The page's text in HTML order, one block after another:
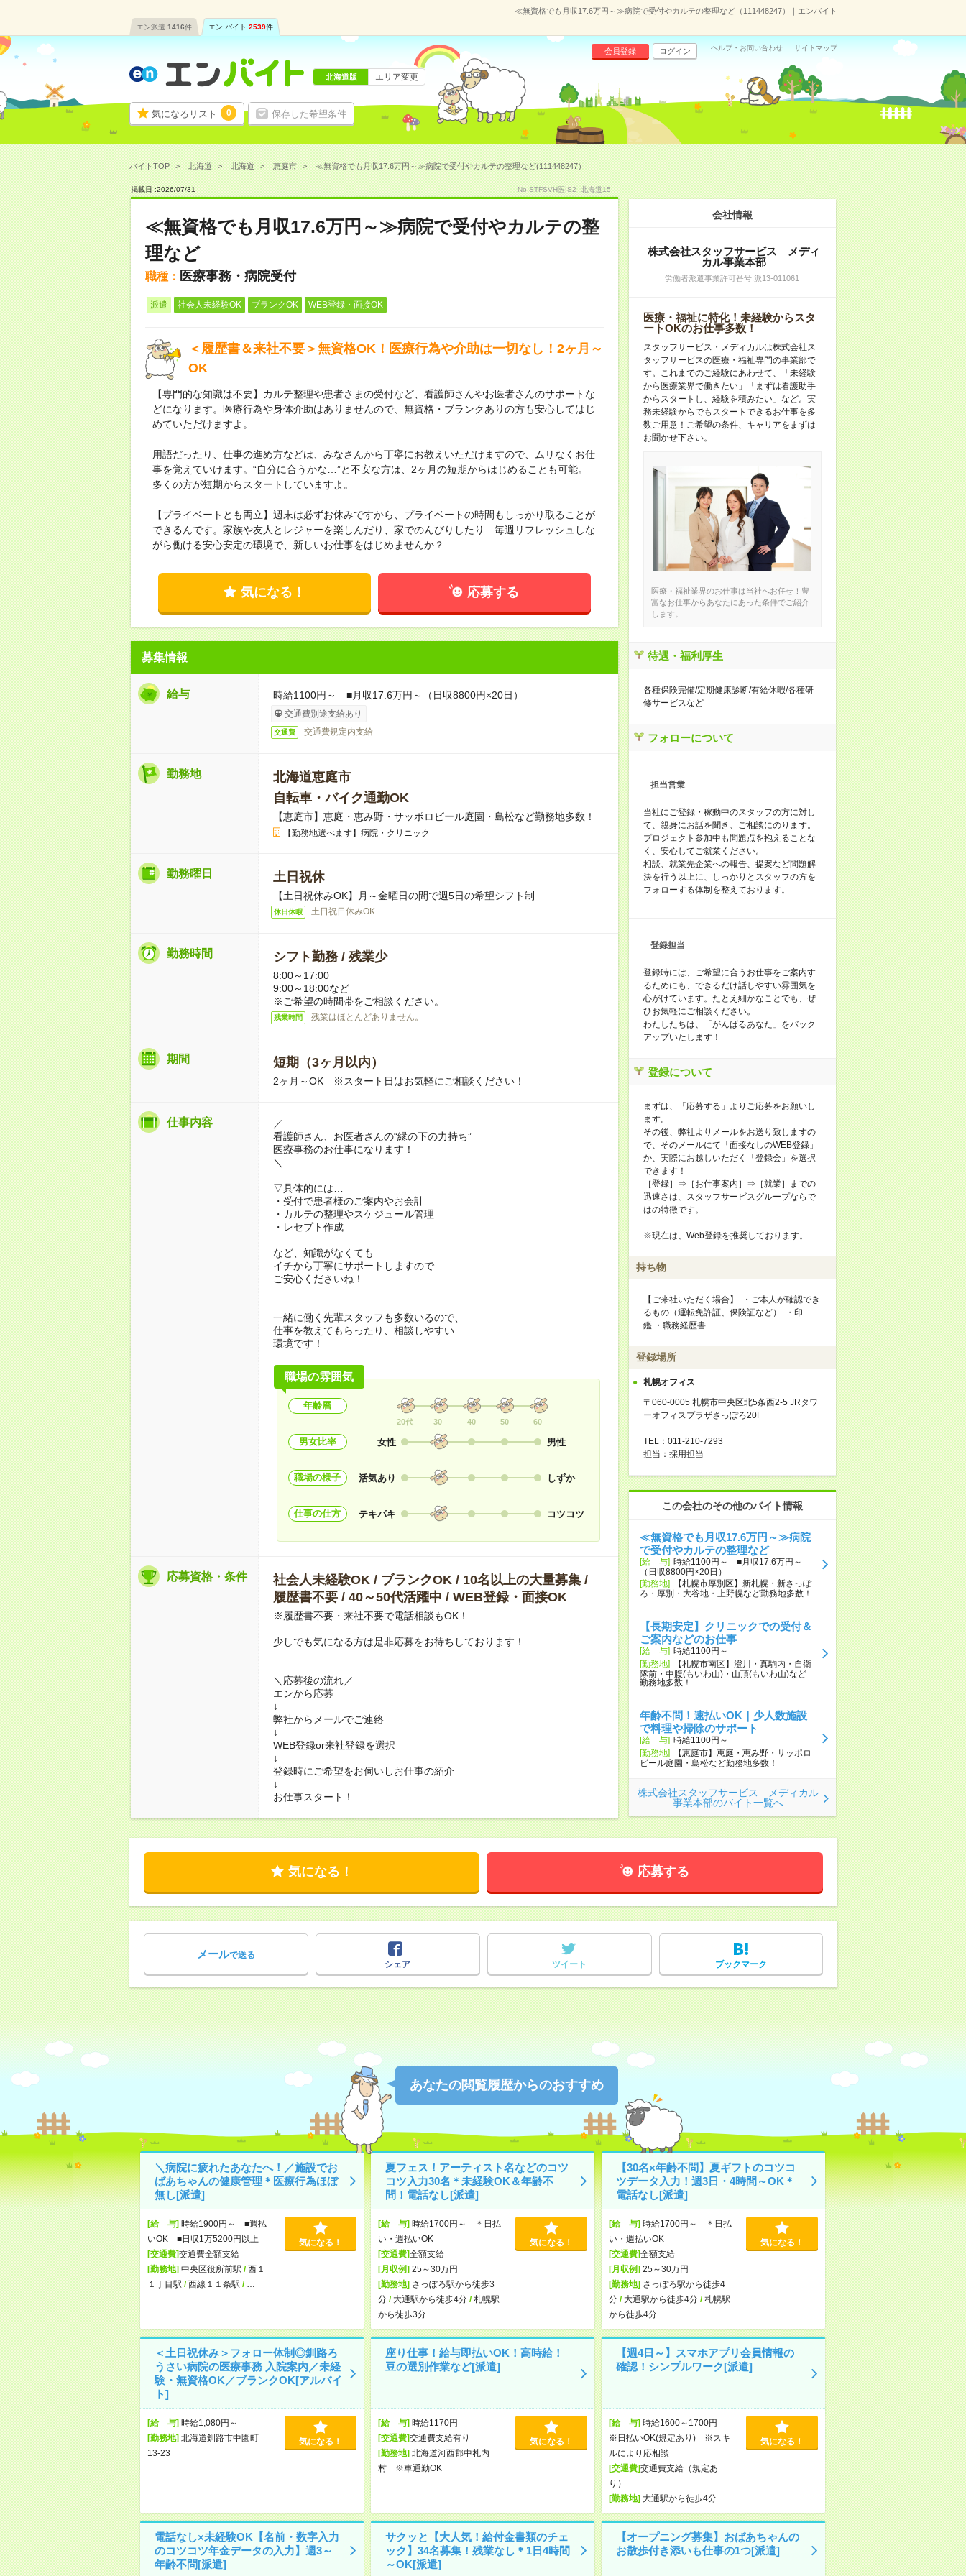
≪無資格でも月収17.6万円～≫病院で受付やカルテの整理など（111448247）｜エンバイト
エン派遣 1416件 エン バイト 2539件
気になるリスト 0 保存した希望条件
会員登録 ログイン ヘルプ・お問い合わせ サイトマップ
北海道版 エリア変更
バイトTOP 北海道 北海道 恵庭市 ≪無資格でも月収17.6万円～≫病院で受付やカルテの整理など(111448247）
掲載日 :2026/07/31 No.STFSVH医IS2_北海道15
≪無資格でも月収17.6万円～≫病院で受付やカルテの整
理など
職種： 医療事務・病院受付
派遣 社会人未経験OK ブランクOK WEB登録・面接OK
＜履歴書＆来社不要＞無資格OK！医療行為や介助は一切なし！2ヶ月～
OK
【専門的な知識は不要】カルテ整理や患者さまの受付など、看護師さんやお医者さんのサポートな
どになります。医療行為や身体介助はありませんので、無資格・ブランクありの方も安心してはじ
めていただけますよ。
用語だったり、仕事の進め方などは、みなさんから丁寧にお教えいただけますので、ムリなくお仕
事を覚えていけます。“自分に合うかな…”と不安な方は、2ヶ月の短期からはじめることも可能。
多くの方が短期からスタートしていますよ。
【プライベートとも両立】週末は必ずお休みですから、プライベートの時間もしっかり取ることが
できるんです。家族や友人とレジャーを楽しんだり、家でのんびりしたり…毎週リフレッシュしな
がら働ける安心安定の環境で、新しいお仕事をはじめませんか？
気になる！ 応募する
募集情報
給与 時給1100円～ ■月収17.6万円～（日収8800円×20日）
交通費別途支給あり
交通費 交通費規定内支給
勤務地
北海道恵庭市
自転車・バイク通勤OK
【恵庭市】恵庭・恵み野・サッポロビール庭園・島松など勤務地多数！
【勤務地選べます】病院・クリニック
勤務曜日 土日祝休
【土日祝休みOK】月～金曜日の間で週5日の希望シフト制
休日休暇 土日祝日休みOK
勤務時間 シフト勤務 / 残業少
8:00～17:00
9:00～18:00など
※ご希望の時間帯をご相談ください。
残業時間 残業はほとんどありません。
期間 短期（3ヶ月以内）
2ヶ月～OK ※スタート日はお気軽にご相談ください！
仕事内容
／
看護師さん、お医者さんの“縁の下の力持ち”
医療事務のお仕事になります！
＼
▽具体的には…
・受付で患者様のご案内やお会計
・カルテの整理やスケジュール管理
・レセプト作成
など、知識がなくても
イチから丁寧にサポートしますので
ご安心くださいね！
一緒に働く先輩スタッフも多数いるので、
仕事を教えてもらったり、相談しやすい
環境です！
職場の雰囲気
年齢層
20代 30 40 50 60
男女比率 女性 男性
職場の様子 活気あり しずか
仕事の仕方 テキパキ コツコツ
応募資格・条件
社会人未経験OK / ブランクOK / 10名以上の大量募集 /
履歴書不要 / 40～50代活躍中 / WEB登録・面接OK
※履歴書不要・来社不要で電話相談もOK！
少しでも気になる方は是非応募をお待ちしております！
＼応募後の流れ／
エンから応募
↓
弊社からメールでご連絡
↓
WEB登録or来社登録を選択
↓
登録時にご希望をお伺いしお仕事の紹介
↓
お仕事スタート！
会社情報
株式会社スタッフサービス メディ
カル事業本部
労働者派遣事業許可番号:派13-011061
医療・福祉に特化！未経験からスタ
ートOKのお仕事多数！
スタッフサービス・メディカルは株式会社ス
タッフサービスの医療・福祉専門の事業部で
す。これまでのご経験にあわせて、「未経験
から医療業界で働きたい」「まずは看護助手
からスタートし、経験を積みたい」など。実
務未経験からでもスタートできるお仕事を多
数ご用意！ご希望の条件、キャリアをまずは
お聞かせ下さい。
医療・福祉業界のお仕事は当社へお任せ！豊
富なお仕事からあなたにあった条件でご紹介
します。
待遇・福利厚生
各種保険完備/定期健康診断/有給休暇/各種研
修サービスなど
フォローについて
担当営業
当社にご登録・稼動中のスタッフの方に対し
て、親身にお話を聞き、ご相談にのります。
プロジェクト参加中も問題点を抱えることな
く、安心してご就業ください。
相談、就業先企業への報告、提案など問題解
決を行う以上に、しっかりとスタッフの方を
フォローする体制を整えております。
登録担当
登録時には、ご希望に合うお仕事をご案内す
るためにも、できるだけ話しやすい雰囲気を
心がけています。たとえ細かなことでも、ぜ
ひお気軽にご相談ください。
わたしたちは、「がんばるあなた」をバック
アップいたします！
登録について
まずは、「応募する」よりご応募をお願いし
ます。
その後、弊社よりメールをお送り致しますの
で、そのメールにて「面接なしのWEB登録」
か、実際にお越しいただく「登録会」を選択
できます！
［登録］⇒［お仕事案内］⇒［就業］までの
迅速さは、スタッフサービスグループならで
はの特徴です。
※現在は、Web登録を推奨しております。
持ち物
【ご来社いただく場合】 ・ご本人が確認でき
るもの（運転免許証、保険証など） ・印
鑑 ・職務経歴書
登録場所
札幌オフィス
〒060-0005 札幌市中央区北5条西2-5 JRタワ
ーオフィスプラザさっぽろ20F
TEL：011-210-7293
担当：採用担当
この会社のその他のバイト情報
≪無資格でも月収17.6万円～≫病院
で受付やカルテの整理など
[給 与] 時給1100円～ ■月収17.6万円～
（日収8800円×20日）
[勤務地]
【札幌市厚別区】新札幌・新さっぽ
ろ・厚別・大谷地・上野幌など勤務地多数！
【長期安定】クリニックでの受付＆
ご案内などのお仕事
[給 与] 時給1100円～
[勤務地]
【札幌市南区】澄川・真駒内・自衛
隊前・中腹(もいわ山)・山頂(もいわ山)など
勤務地多数！
年齢不問！速払いOK｜少人数施設
で料理や掃除のサポート
[給 与] 時給1100円～
[勤務地]
【恵庭市】恵庭・恵み野・サッポロ
ビール庭園・島松など勤務地多数！
株式会社スタッフサービス メディカル
事業本部のバイト一覧へ
気になる！ 応募する
メールで送る
シェア
ツイート ブックマーク
あなたの閲覧履歴からのおすすめ
＼病院に疲れたあなたへ！／施設でお
ばあちゃんの健康管理＊医療行為ほぼ
無し[派遣]
[給 与]時給1900円～ ■週払
いOK ■日収1万5200円以上
[交通費]交通費全額支給
[勤務地]中央区役所前駅 /西１
１丁目駅 /西線１１条駅 /
気になる！
夏フェス！アーティスト名などのコツ
コツ入力30名＊未経験OK＆年齢不
問！電話なし[派遣]
[給 与]時給1700円～ ＊日払
い・週払いOK
[交通費]全額支給
[月収例]25～30万円
[勤務地]さっぽろ駅から徒歩3
分/ 大通駅から徒歩4分/札幌駅
から徒歩3分
気になる！
【30名×年齢不問】夏ギフトのコツコ
ツデータ入力！週3日・4時間～OK＊
電話なし[派遣]
[給 与]時給1700円～ ＊日払
い・週払いOK
[交通費]全額支給
[月収例]25～30万円
[勤務地]さっぽろ駅から徒歩4
分/ 大通駅から徒歩4分/札幌駅
から徒歩4分
気になる！
＜土日祝休み＞フォロー体制◎釧路ろ
うさい病院の医療事務 入院案内／未経
験・無資格OK／ブランクOK[アルバイ
ト]
[給 与]時給1,080円～
[勤務地]北海道釧路市中園町
13-23
気になる！
座り仕事！給与即払いOK！高時給！
豆の選別作業など[派遣]
[給 与]時給1170円
[交通費]交通費支給有り
[勤務地]北海道河西郡中札内
村 ※車通勤OK
気になる！
【週4日～】スマホアプリ会員情報の
確認！シンプルワーク[派遣]
[給 与]時給1600～1700円
※日払いOK(規定あり) ※スキ
ルにより応相談
[交通費]交通費支給（規定あ
り）
[勤務地]大通駅から徒歩4分
気になる！
電話なし×未経験OK【名前・数字入力
のコツコツ年金データの入力】週3～
年齢不問[派遣]
サクッと【大人気！給付金書類のチェ
ック】34名募集！残業なし＊1日4時間
～OK[派遣]
【オープニング募集】おばあちゃんの
お散歩付き添いも仕事の1つ[派遣]